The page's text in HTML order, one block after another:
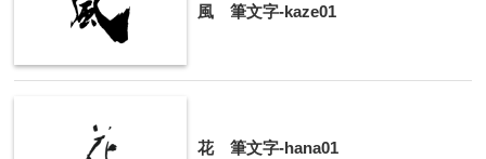
風 筆文字-kaze01
花 筆文字-hana01